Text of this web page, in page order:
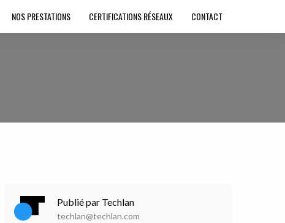
NOS PRESTATIONS CERTIFICATIONS RÉSEAUX CONTACT
Publié par Techlan
techlan@techlan.com